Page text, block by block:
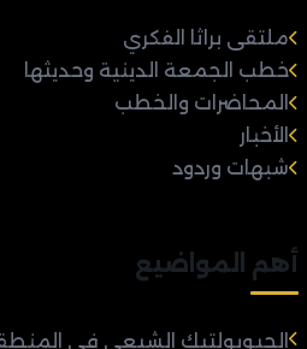
ملتقى براثا الفكري
خطب الجمعة الدينية وحديثها
المحاضرات والخطب
الأخبار
شبهات وردود
أهم المواضيع
الجيوبولتيك الشيعي في